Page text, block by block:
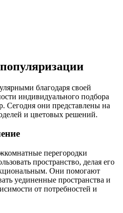
благодаря своей
индивидуального подбора
Сегодня они представлены на
и цветовых решений.
перегородки
пространство, делая его
Они помогают
уединенные пространства и
от потребностей и